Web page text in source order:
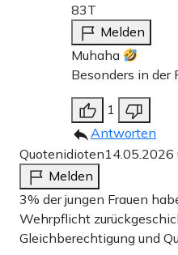
83T
Melden
Muhaha
Besonders in der
1
Antworten
Quotenidioten14.05.2026
Melden
3% der jungen Frauen
Wehrpflicht
Gleichberechtigung und